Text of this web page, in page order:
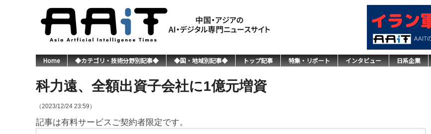
Home ◆カテゴリ・技術分野別記事◆ ◆国・地域別記事◆ トップ記事 特集・リポート インタビュー 日系企業
科力遠、全額出資子会社に1億元増資
（2023/12/24 23:59）
記事は有料サービスご契約者限定です。